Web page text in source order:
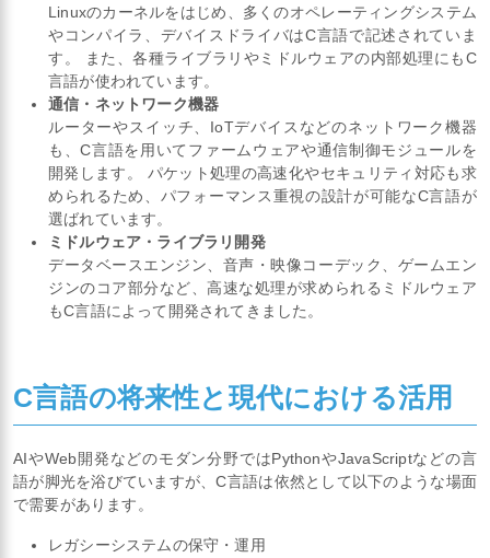
Linuxのカーネルをはじめ、多くのオペレーティングシステム
やコンパイラ、デバイスドライバはC言語で記述されていま
す。 また、各種ライブラリやミドルウェアの内部処理にもC
言語が使われています。
通信・ネットワーク機器
ルーターやスイッチ、IoTデバイスなどのネットワーク機器
も、C言語を用いてファームウェアや通信制御モジュールを
開発します。 パケット処理の高速化やセキュリティ対応も求
められるため、パフォーマンス重視の設計が可能なC言語が
選ばれています。
ミドルウェア・ライブラリ開発
データベースエンジン、音声・映像コーデック、ゲームエン
ジンのコア部分など、高速な処理が求められるミドルウェア
もC言語によって開発されてきました。
C言語の将来性と現代における活用
AIやWeb開発などのモダン分野ではPythonやJavaScriptなどの言
語が脚光を浴びていますが、C言語は依然として以下のような場面
で需要があります。
レガシーシステムの保守・運用